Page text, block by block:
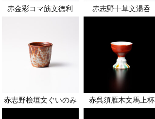
赤金彩コマ筋文徳利 赤志野十草文湯呑
赤志野桧垣文ぐいのみ 赤呉須雁木文馬上杯